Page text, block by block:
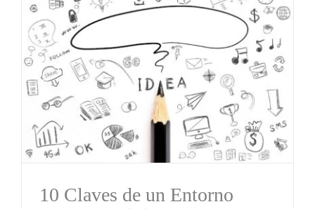
10 Claves de un Entorno